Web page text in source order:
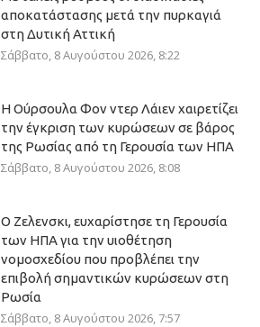
αποκατάστασης μετά την πυρκαγιά
στη Δυτική Αττική
Σάββατο, 8 Αυγούστου 2026, 8:22
Η Ούρσουλα Φον ντερ Λάιεν χαιρετίζει
την έγκριση των κυρώσεων σε βάρος
της Ρωσίας από τη Γερουσία των ΗΠΑ
Σάββατο, 8 Αυγούστου 2026, 8:08
Ο Ζελενσκι, ευχαρίστησε τη Γερουσία
των ΗΠΑ για την υιοθέτηση
νομοσχεδίου που προβλέπει την
επιβολή σημαντικών κυρώσεων στη
Ρωσία
Σάββατο, 8 Αυγούστου 2026, 7:57